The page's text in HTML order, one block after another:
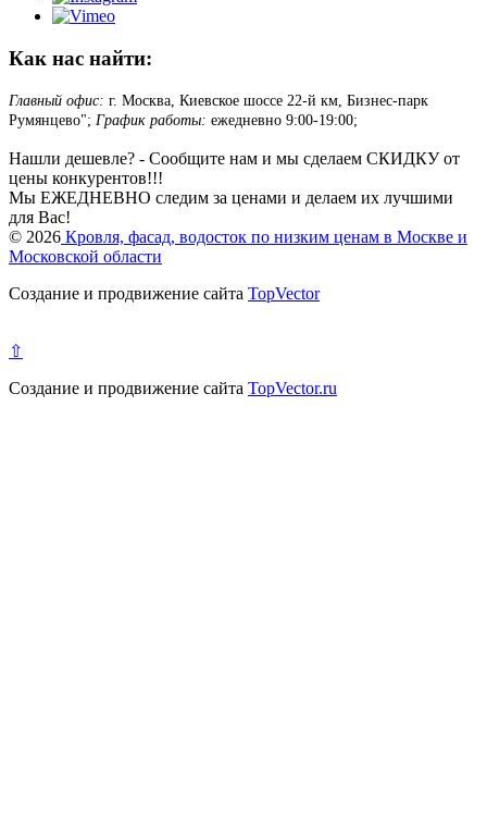
Как нас найти:
Главный офис: г. Москва, Киевское шоссе 22-й км, Бизнес-парк
Румянцево"; График работы: ежедневно 9:00-19:00;
Нашли дешевле? - Сообщите нам и мы сделаем СКИДКУ от
цены конкурентов!!!
Мы ЕЖЕДНЕВНО следим за ценами и делаем их лучшими
для Вас!
© 2026 Кровля, фасад, водосток по низким ценам в Москве и
Московской области
Создание и продвижение сайта TopVector
⇧
Создание и продвижение сайта TopVector.ru